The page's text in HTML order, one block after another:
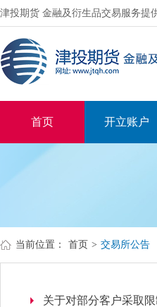
津投期货 金融及衍生品交易服务提
首页 开立账户
当前位置： 首页 > 交易所公告
关于对部分客户采取